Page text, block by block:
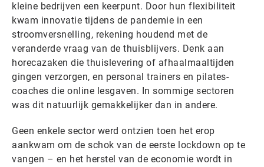
kleine bedrijven een keerpunt. Door hun flexibiliteit
kwam innovatie tijdens de pandemie in een
stroomversnelling, rekening houdend met de
veranderde vraag van de thuisblijvers. Denk aan
horecazaken die thuislevering of afhaalmaaltijden
gingen verzorgen, en personal trainers en pilates-
coaches die online lesgaven. In sommige sectoren
was dit natuurlijk gemakkelijker dan in andere.
Geen enkele sector werd ontzien toen het erop
aankwam om de schok van de eerste lockdown op te
vangen – en het herstel van de economie wordt in